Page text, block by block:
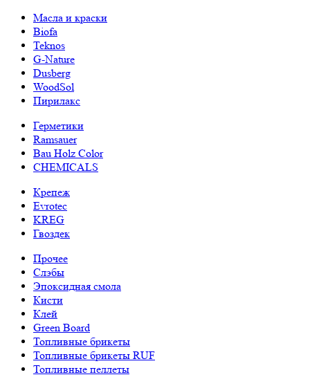
Масла и краски
Biofa
Teknos
G-Nature
Dusberg
WoodSol
Пирилакс
Герметики
Ramsauer
Bau Holz Color
CHEMICALS
Крепеж
Evrotec
KREG
Гвоздек
Прочее
Слэбы
Эпоксидная смола
Кисти
Клей
Green Board
Топливные брикеты
Топливные брикеты RUF
Топливные пеллеты